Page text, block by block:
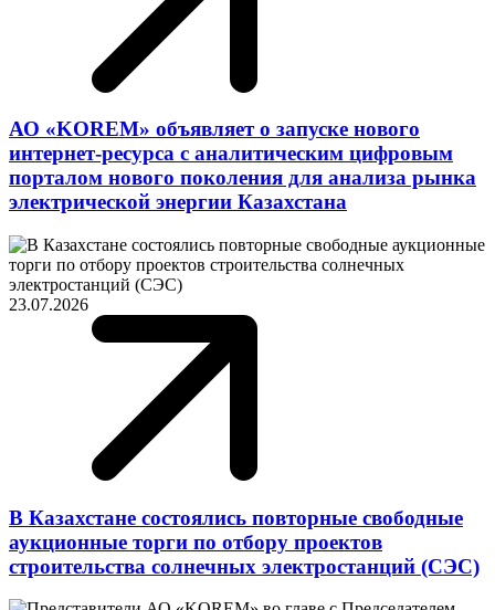
АО «KOREM» объявляет о запуске нового
интернет-ресурса с аналитическим цифровым
порталом нового поколения для анализа рынка
электрической энергии Казахстана
23.07.2026
В Казахстане состоялись повторные свободные
аукционные торги по отбору проектов
строительства солнечных электростанций (СЭС)